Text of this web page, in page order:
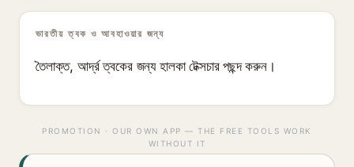
ভারতীয় ত্বক ও আবহাওয়ার জন্য
তৈলাক্ত, আর্দ্র ত্বকের জন্য হালকা টেক্সচার পছন্দ করুন।
PROMOTION · OUR OWN APP — THE FREE TOOLS WORK
WITHOUT IT